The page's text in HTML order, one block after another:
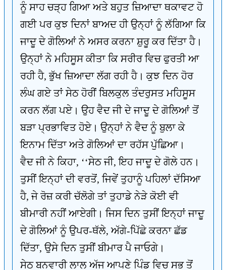
ਨੂੰ ਸਾਹ ਚੜ੍ਹ ਗਿਆ ਅਤੇ ਬਹੁਤ ਜ਼ਿਆਦਾ ਥਕਾਵਟ ਹੋ
ਗਈ ਪਰ ਕੁਝ ਦਿਨਾਂ ਬਾਅਦ ਹੀ ਉਨ੍ਹਾਂ ਨੂੰ ਲੱਗਿਆ ਕਿ
ਜਾਦੂ ਦੇ ਗੋਲਿਆਂ ਨੇ ਅਸਰ ਕਰਨਾ ਸ਼ੁਰੂ ਕਰ ਦਿੱਤਾ ਹੈ।
ਉਨ੍ਹਾਂ ਨੇ ਮਹਿਸੂਸ ਕੀਤਾ ਕਿ ਸਰੀਰ ਵਿਚ ਫੁਰਤੀ ਆ
ਰਹੀ ਹੈ, ਭੁੱਖ ਜ਼ਿਆਦਾ ਲੱਗ ਰਹੀ ਹੈ। ਕੁਝ ਦਿਨ ਹੋਰ
ਲੰਘ ਗਏ ਤਾਂ ਸੇਠ ਹੋਰੀਂ ਬਿਲਕੁਲ ਤੰਦਰੁਸਤ ਮਹਿਸੂਸ
ਕਰਨ ਲੱਗ ਪਏ। ਉਹ ਵੈਦ ਜੀ ਦੇ ਜਾਦੂ ਦੇ ਗੋਲਿਆਂ ਤੋਂ
ਬੜਾ ਪ੍ਰਭਾਵਿਤ ਹੋਏ। ਉਨ੍ਹਾਂ ਨੇ ਵੈਦ ਨੂੰ ਬੁਲਾ ਕੇ
ਇਨਾਮ ਦਿੱਤਾ ਅਤੇ ਗੋਲਿਆਂ ਦਾ ਰਹੱਸ ਪੁੱਛਿਆ।
ਵੈਦ ਜੀ ਨੇ ਕਿਹਾ, ‘‘ਸੇਠ ਜੀ, ਇਹ ਜਾਦੂ ਦੇ ਗੋਲੇ ਹਨ।
ਤੁਸੀਂ ਇਨ੍ਹਾਂ ਦੀ ਵਰਤੋਂ, ਜਿਵੇਂ ਤੁਹਾਨੂੰ ਪਹਿਲਾਂ ਦੱਸਿਆ
ਹੈ, ਜੇ ਰੋਜ਼ ਕਰੀ ਚੱਲੋਗੇ ਤਾਂ ਤੁਹਾਡੇ ਨੇੜੇ ਕੋਈ ਵੀ
ਬੀਮਾਰੀ ਨਹੀਂ ਆਏਗੀ। ਜਿਸ ਦਿਨ ਤੁਸੀਂ ਇਨ੍ਹਾਂ ਜਾਦੂ
ਦੇ ਗੋਲਿਆਂ ਨੂੰ ਉਪਰ-ਥੱਲੇ, ਅੱਗੇ-ਪਿੱਛੇ ਕਰਨਾ ਛੱਡ
ਦਿੱਤਾ, ਉਸੇ ਦਿਨ ਤੁਸੀਂ ਬੀਮਾਰ ਪੈ ਜਾਓਗੇ।
ਸੇਠ ਬਨਵਾਰੀ ਲਾਲ ਅੱਜ ਆਪਣੇ ਪਿੰਡ ਵਿਚ ਸਭ ਤੋਂ